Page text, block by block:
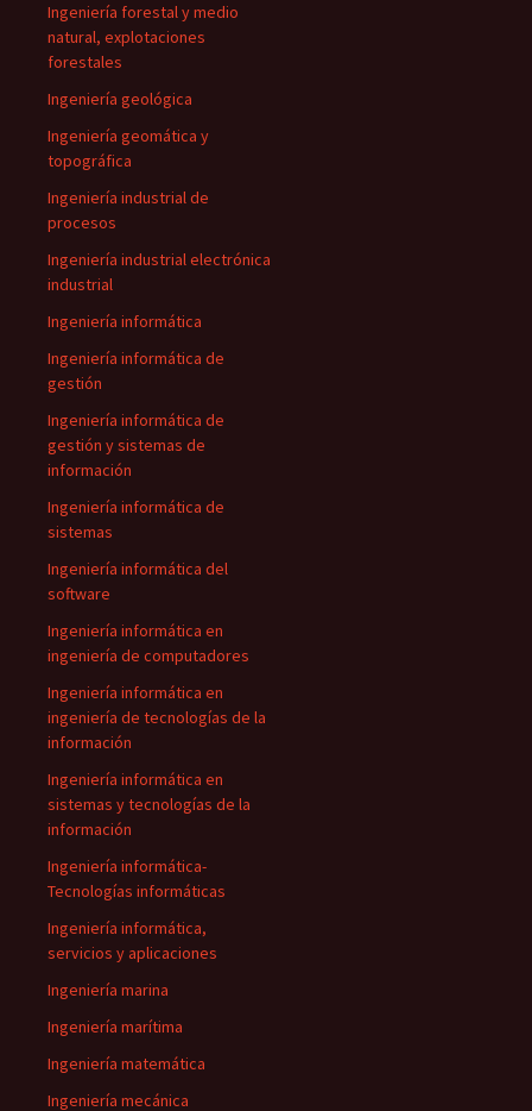
Ingeniería forestal y medio
natural, explotaciones
forestales
Ingeniería geológica
Ingeniería geomática y
topográfica
Ingeniería industrial de
procesos
Ingeniería industrial electrónica
industrial
Ingeniería informática
Ingeniería informática de
gestión
Ingeniería informática de
gestión y sistemas de
información
Ingeniería informática de
sistemas
Ingeniería informática del
software
Ingeniería informática en
ingeniería de computadores
Ingeniería informática en
ingeniería de tecnologías de la
información
Ingeniería informática en
sistemas y tecnologías de la
información
Ingeniería informática-
Tecnologías informáticas
Ingeniería informática,
servicios y aplicaciones
Ingeniería marina
Ingeniería marítima
Ingeniería matemática
Ingeniería mecánica